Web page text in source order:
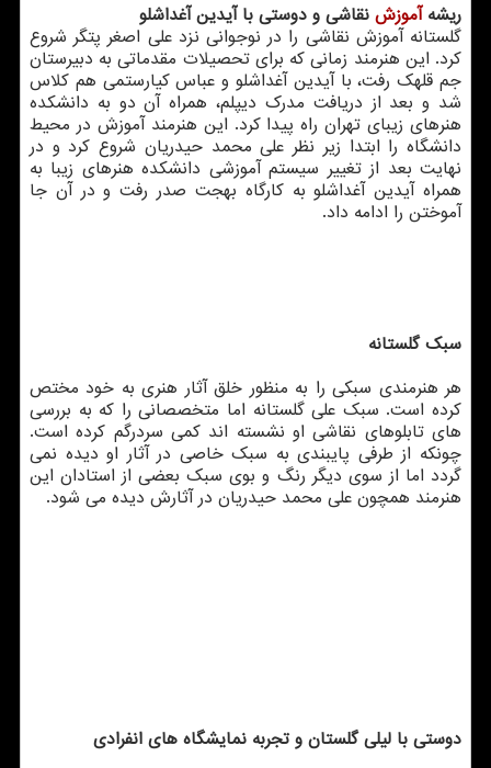
ریشهآموزش نقاشی و دوستی با آیدین آغداشلو
گلستانه آموزش نقاشی را در نوجوانی نزد علی اصغر پتگر شروع
کرد. این هنرمند زمانی که برای تحصیلات مقدماتی به دبیرستان
جم قلهک رفت، با آیدین آغداشلو و عباس کیارستمی هم کلاس
شد و بعد از دریافت مدرک دیپلم، همراه آن دو به دانشکده
هنرهای زیبای تهران راه پیدا کرد. این هنرمند آموزش در محیط
دانشگاه را ابتدا زیر نظر علی محمد حیدریان شروع کرد و در
نهایت بعد از تغییر سیستم آموزشی دانشکده هنرهای زیبا به
همراه آیدین آغداشلو به کارگاه بهجت صدر رفت و در آن جا
آموختن را ادامه داد.
سبک گلستانه
هر هنرمندی سبکی را به منظور خلق آثار هنری به خود مختص
کرده است. سبک علی گلستانه اما متخصصانی را که به بررسی
های تابلوهای نقاشی او نشسته اند کمی سردرگم کرده است.
چونکه از طرفی پایبندی به سبک خاصی در آثار او دیده نمی
گردد اما از سوی دیگر رنگ و بوی سبک بعضی از استادان این
هنرمند همچون علی محمد حیدریان در آثارش دیده می شود.
دوستی با لیلی گلستان و تجربه نمایشگاه های انفرادی